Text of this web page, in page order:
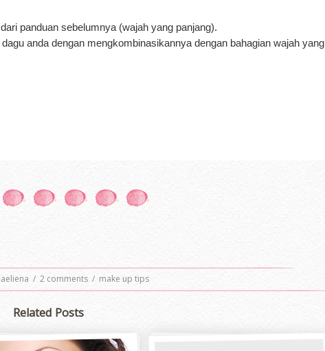
panduan sebelumnya (wajah yang panjang).
anda dengan mengkombinasikannya dengan bahagian wajah yang
/ 2 comments / make up tips
Related Posts